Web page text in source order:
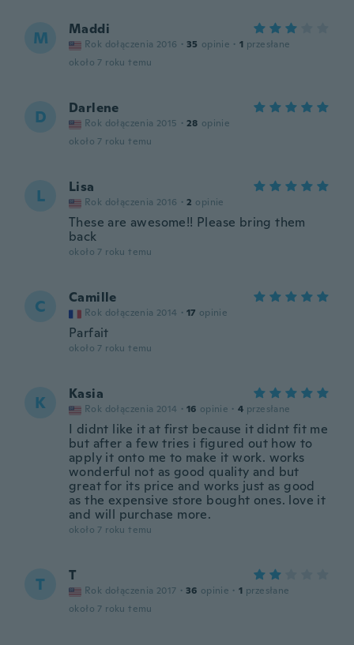
M Maddi
Rok dołączenia 2016 · 35 opinie · 1 przesłane
około 7 roku temu
D Darlene
Rok dołączenia 2015 · 28 opinie
około 7 roku temu
L Lisa
Rok dołączenia 2016 · 2 opinie
These are awesome!! Please bring them
back
około 7 roku temu
C Camille
Rok dołączenia 2014 · 17 opinie
Parfait
około 7 roku temu
K Kasia
Rok dołączenia 2014 · 16 opinie · 4 przesłane
I didnt like it at first because it didnt fit me
but after a few tries i figured out how to
apply it onto me to make it work. works
wonderful not as good quality and but
great for its price and works just as good
as the expensive store bought ones. love it
and will purchase more.
około 7 roku temu
T T
Rok dołączenia 2017 · 36 opinie · 1 przesłane
około 7 roku temu